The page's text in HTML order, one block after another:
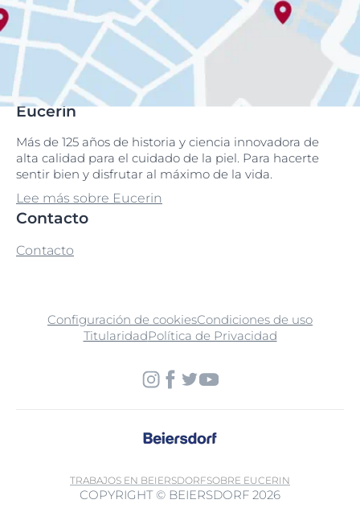
Eucerin
Más de 125 años de historia y ciencia innovadora de
alta calidad para el cuidado de la piel. Para hacerte
sentir bien y disfrutar al máximo de la vida.
Lee más sobre Eucerin
Contacto
Contacto
Configuración de cookiesCondiciones de uso
TitularidadPolítica de Privacidad
TRABAJOS EN BEIERSDORFSOBRE EUCERIN
COPYRIGHT © BEIERSDORF 2026